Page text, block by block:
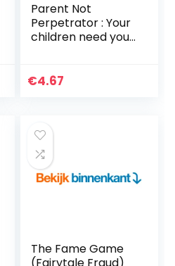
Parent Not
Perpetrator : Your
children need your
presents (English
€4.67
The Fame Game